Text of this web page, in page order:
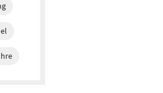
(Trockenbau) ist das
auf den Untergrund montiert werden.